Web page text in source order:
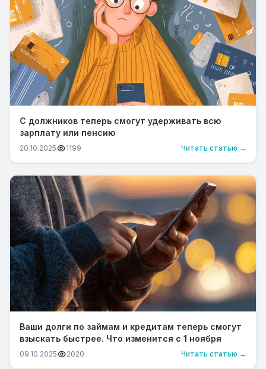
С должников теперь смогут удерживать всю
зарплату или пенсию
20.10.2025 1199 Читать статью →
Ваши долги по займам и кредитам теперь смогут
взыскать быстрее. Что изменится с 1 ноября
09.10.2025 2020 Читать статью →